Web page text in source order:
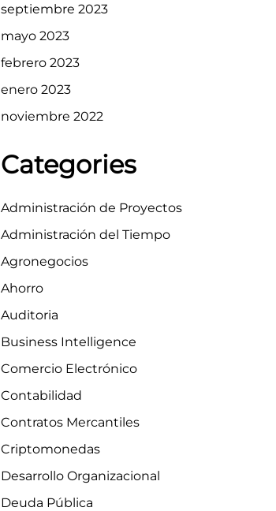
septiembre 2023
mayo 2023
febrero 2023
enero 2023
noviembre 2022
Categories
Administración de Proyectos
Administración del Tiempo
Agronegocios
Ahorro
Auditoria
Business Intelligence
Comercio Electrónico
Contabilidad
Contratos Mercantiles
Criptomonedas
Desarrollo Organizacional
Deuda Pública